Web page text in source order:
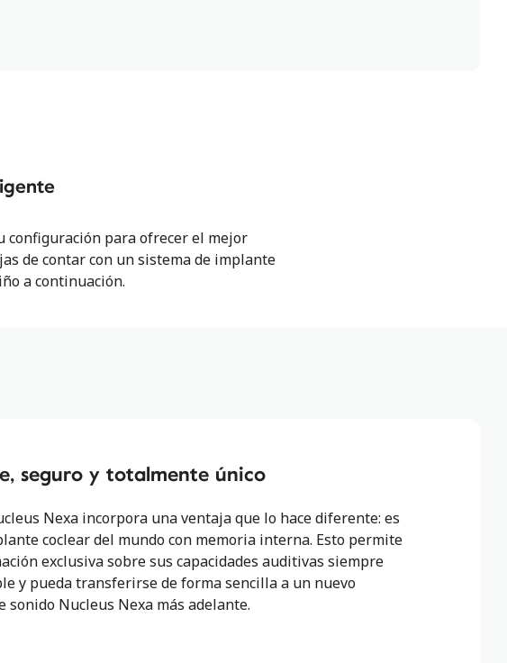
configuración para ofrecer el mejor
de contar con un sistema de implante
a continuación.
seguro y totalmente único
Nexa incorpora una ventaja que lo hace diferente: es
coclear del mundo con memoria interna. Esto permite
exclusiva sobre sus capacidades auditivas siempre
y pueda transferirse de forma sencilla a un nuevo
sonido Nucleus Nexa más adelante.